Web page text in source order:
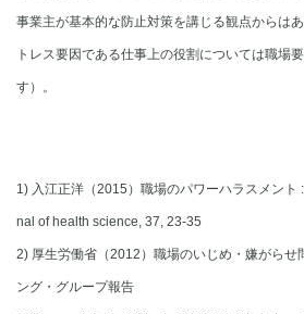
事業主が基本的な防止対策を講じる観点からは
トレス要因である仕事上の役割については職場
す）。
1) 入江正洋（2015）職場のパワーハラスメント
nal of health science, 37, 23-35
2) 厚生労働省（2012）職場のいじめ・嫌がらせ
ング・グループ報告